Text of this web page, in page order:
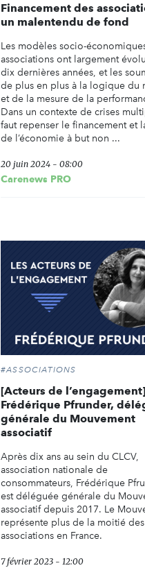
Financement des
un malentendu de fond
Les modèles socio-
associations ont largement
dix dernières années, et les
de plus en plus à la logique du
et de la mesure de la
Dans un contexte de crises
faut repenser le financement et
de l’économie à but non ...
20 juin 2024 - 08:00
Carenews PRO
#ASSOCIATIONS
[Acteurs de l’engagement]
Frédérique Pfrunder,
générale du Mouvement
associatif
Après dix ans au sein du CLCV,
association nationale de
consommateurs, Frédérique
est déléguée générale du
associatif depuis 2017. Le
représente plus de la moitié des
associations en France.
7 février 2023 - 12:00